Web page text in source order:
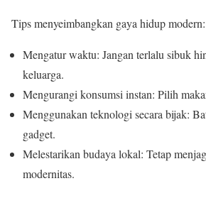
Tips menyeimbangkan gaya hidup modern:
Mengatur waktu: Jangan terlalu sibuk
keluarga.
Mengurangi konsumsi instan: Pilih
Menggunakan teknologi secara bijak:
gadget.
Melestarikan budaya lokal: Tetap
modernitas.